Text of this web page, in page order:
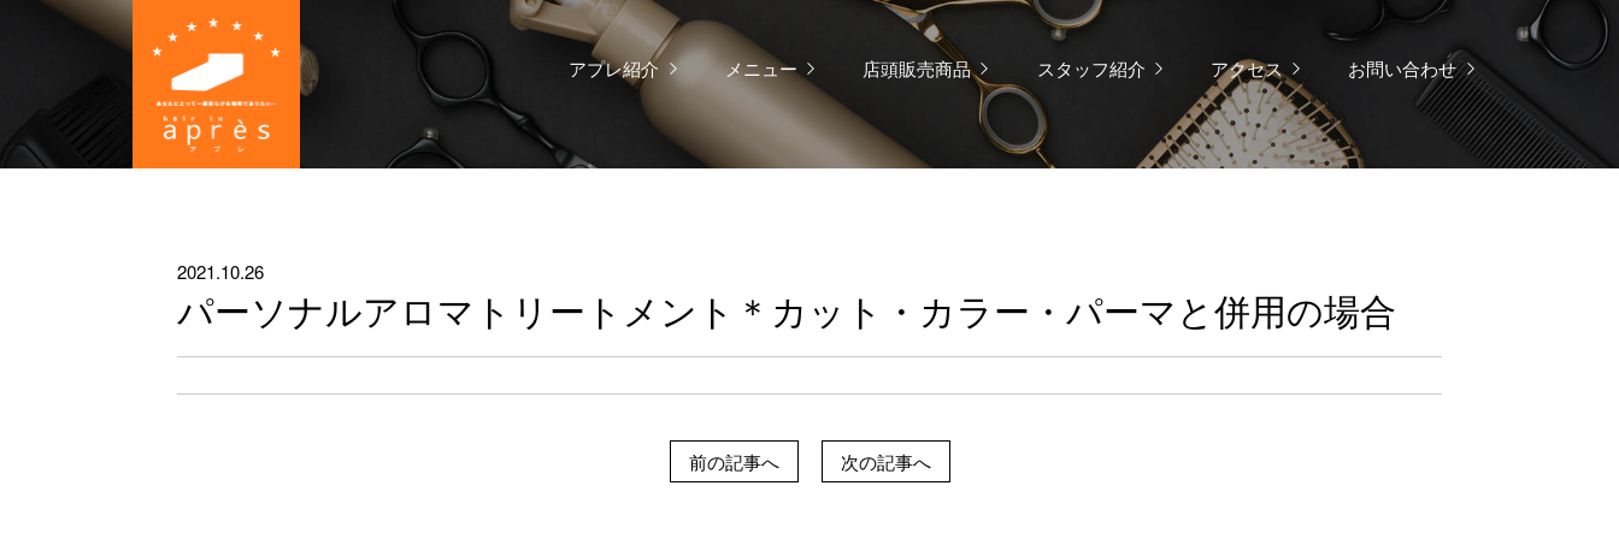
アプレ紹介 メニュー 店頭販売商品 スタッフ紹介 アクセス お問い合わせ
2021.10.26
パーソナルアロマトリートメント＊カット・カラー・パーマと併用の場合
前の記事へ 次の記事へ